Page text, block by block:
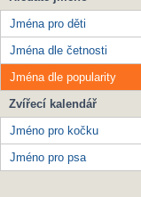
Jména pro děti
Jména dle četnosti
Jména dle popularity
Zvířecí kalendář
Jméno pro kočku
Jméno pro psa